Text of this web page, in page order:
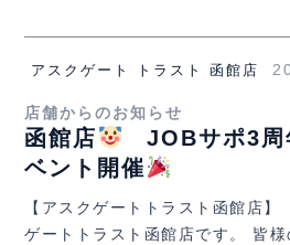
アスクゲート トラスト 函館店
店舗からのお知らせ
函館店
JOBサポ3周
ベント開催
【アスクゲートトラスト函館店
ゲートトラスト函館店です。 皆様